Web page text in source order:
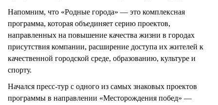
Напомним, что «Родные города» — это комплексная
программа, которая объединяет серию проектов,
направленных на повышение качества жизни в городах
присутствия компании, расширение доступа их жителей к
качественной городской среде, образованию, культуре и
спорту.
Начался пресс-тур с одного из самых знаковых проектов
программы в направлении «Месторождения побед» —